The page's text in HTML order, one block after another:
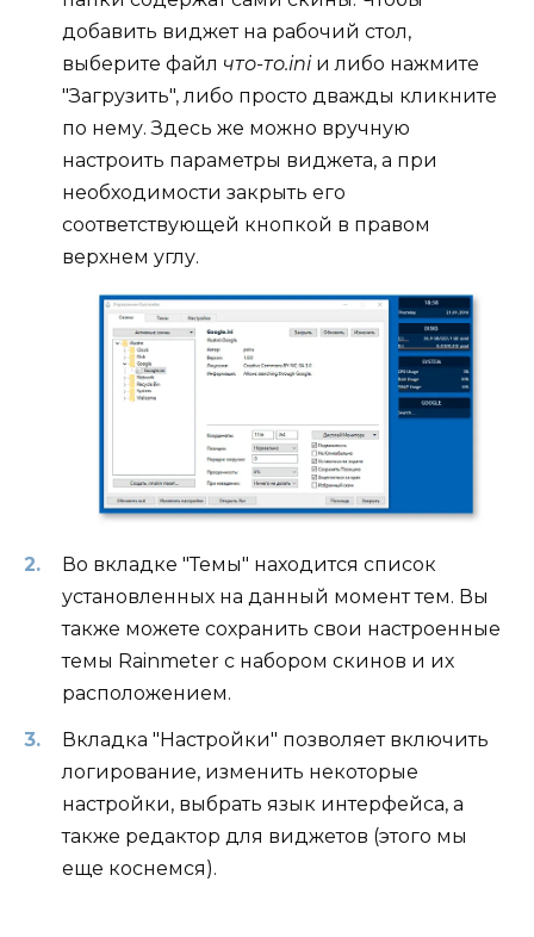
добавить виджет на рабочий стол,
выберите файл что-то.iniи либо нажмите
"Загрузить", либо просто дважды кликните
по нему. Здесь же можно вручную
настроить параметры виджета, а при
необходимости закрыть его
соответствующей кнопкой в правом
верхнем углу.
Во вкладке "Темы" находится список
установленных на данный момент тем. Вы
также можете сохранить свои настроенные
темы Rainmeter с набором скинов и их
расположением.
Вкладка "Настройки" позволяет включить
логирование, изменить некоторые
настройки, выбрать язык интерфейса, а
также редактор для виджетов (этого мы
еще коснемся).